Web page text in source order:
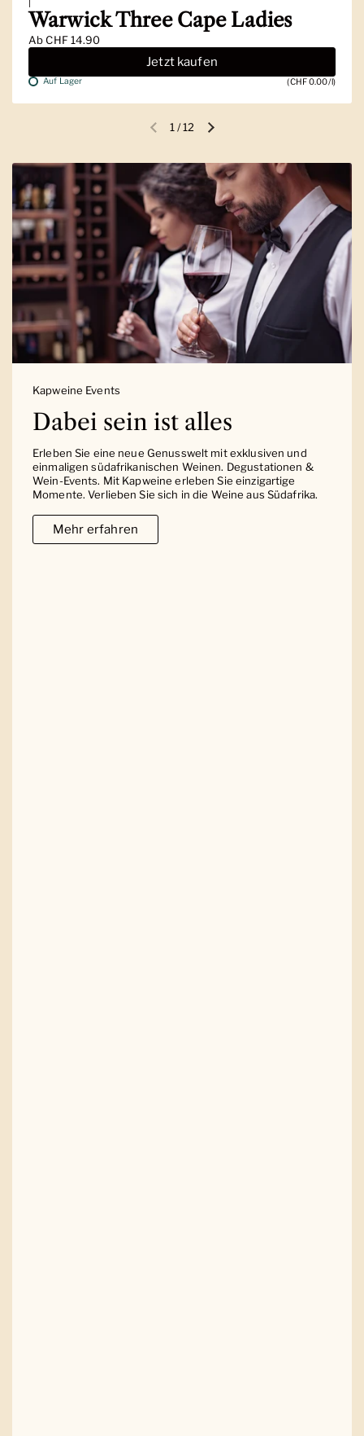
Warwick Three Cape Ladies
AbCHF 14.90
Jetzt kaufen
Auf Lager (CHF 0.00/l)
Vorherige FolieNächste Folie
1/12
Kapweine Events
Dabei sein ist alles
Erleben Sie eine neue Genusswelt mit exklusiven und
einmaligen südafrikanischen Weinen. Degustationen &
Wein-Events. Mit Kapweine erleben Sie einzigartige
Momente. Verlieben Sie sich in die Weine aus Südafrika.
Mehr erfahren